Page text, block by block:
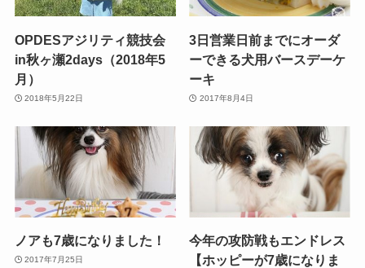
OPDESアジリティ競技会
in秋ヶ瀬2days（2018年5
月）
2018年5月22日
3日営業日前までにオーダ
ーできる犬用バースデーケ
ーキ
2017年8月4日
ノアも7歳になりました！
2017年7月25日
今年の攻防戦もエンドレス
【ホッピーが7歳になりま